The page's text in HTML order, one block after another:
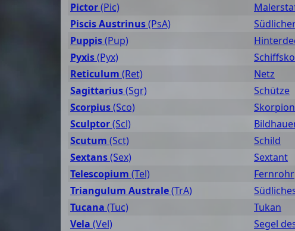
Pictor(Pic)
Piscis Austrinus(PsA)
Puppis(Pup)
Pyxis(Pyx)
Reticulum (Ret) Netz
Sagittarius(Sgr) Schütze
Scorpius(Sco) Skorpion
Sculptor(Scl)
Scutum (Sct) Schild
Sextans(Sex) Sextant
Telescopium (Tel) Fernrohr
Triangulum Australe(TrA)
Tucana (Tuc) Tukan
Vela (Vel) Segel